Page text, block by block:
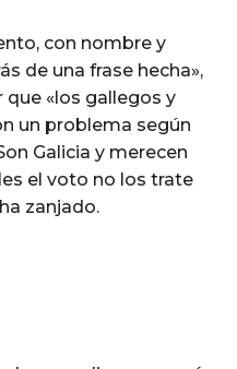
con nombre y
de una frase hecha»,
que «los gallegos y
un problema según
Galicia y merecen
el voto no los trate
zanjado.